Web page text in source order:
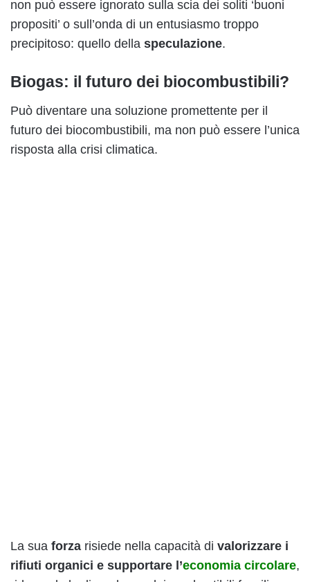
non può essere ignorato sulla scia dei soliti ‘buoni
propositi’ o sull’onda di un entusiasmo troppo
precipitoso: quello della speculazione.
Biogas: il futuro dei biocombustibili?
Può diventare una soluzione promettente per il
futuro dei biocombustibili, ma non può essere l’unica
risposta alla crisi climatica.
La sua forza risiede nella capacità di valorizzare i
rifiuti organici e supportare l’economia circolare,